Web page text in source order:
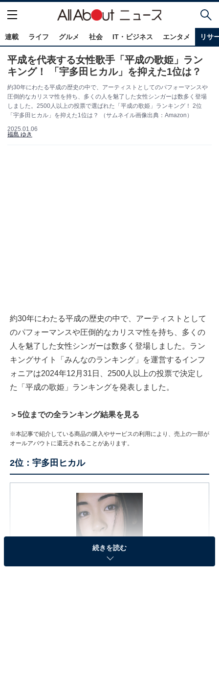
連載 ライフ グルメ 社会 IT・ビジネス エンタメ リサ
平成を代表する女性歌手「平成の歌姫」ラン
キング！ 「宇多田ヒカル」を抑えた1位は？
約30年にわたる平成の歴史の中で、アーティストとしてのパフォーマンスや
圧倒的なカリスマ性を持ち、多くの人を魅了した女性シンガーは数多く登場
しました。2500人以上の投票で選ばれた「平成の歌姫」ランキング！ 2位
「宇多田ヒカル」を抑えた1位は？ （サムネイル画像出典：Amazon）
2025.01.06
福島 ゆき
約30年にわたる平成の歴史の中で、アーティストとして
のパフォーマンスや圧倒的なカリスマ性を持ち、多くの
人を魅了した女性シンガーは数多く登場しました。ラン
キングサイト「みんなのランキング」を運営するインフ
ォニアは2024年12月31日、2500人以上の投票で決定し
た「平成の歌姫」ランキングを発表しました。
＞5位までの全ランキング結果を見る
※本記事で紹介している商品の購入やサービスの利用により、売上の一部が
オールアバウトに還元されることがあります。
2位：宇多田ヒカル
First Love - 宇多田ヒカル
続きを読む